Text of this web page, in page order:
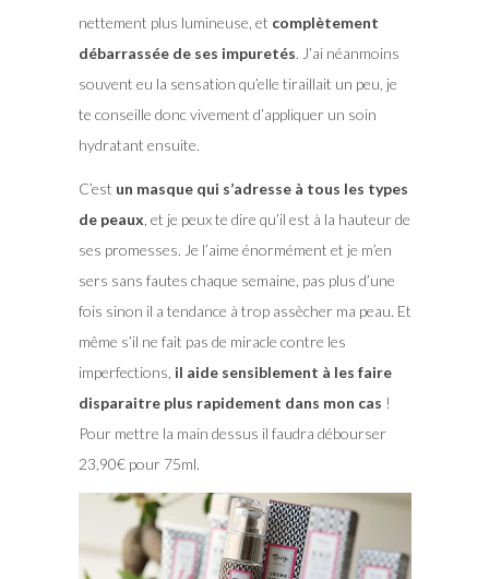
nettement plus lumineuse, et complètement
débarrassée de ses impuretés. J’ai néanmoins
souvent eu la sensation qu’elle tiraillait un peu, je
te conseille donc vivement d’appliquer un soin
hydratant ensuite.
C’est un masque qui s’adresse à tous les types
de peaux , et je peux te dire qu’il est à la hauteur de
ses promesses. Je l’aime énormément et je m’en
sers sans fautes chaque semaine, pas plus d’une
fois sinon il a tendance à trop assècher ma peau. Et
même s’il ne fait pas de miracle contre les
imperfections, il aide sensiblement à les faire
disparaitre plus rapidement dans mon cas !
Pour mettre la main dessus il faudra débourser
23,90€ pour 75ml.